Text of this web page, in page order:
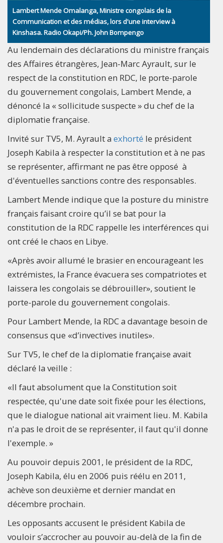
Lambert Mende Omalanga, Ministre congolais de la
Communication et des médias, lors d'une interview à
Kinshasa. Radio Okapi/Ph. John Bompengo
Au lendemain des déclarations du ministre français
des Affaires étrangères, Jean-Marc Ayrault, sur le
respect de la constitution en RDC, le porte-parole
du gouvernement congolais, Lambert Mende, a
dénoncé la « sollicitude suspecte » du chef de la
diplomatie française.
Invité sur TV5, M. Ayrault a exhorté le président
Joseph Kabila à respecter la constitution et à ne pas
se représenter, affirmant ne pas être opposé à
d'éventuelles sanctions contre des responsables.
Lambert Mende indique que la posture du ministre
français faisant croire qu’il se bat pour la
constitution de la RDC rappelle les interférences qui
ont créé le chaos en Libye.
«Après avoir allumé le brasier en encourageant les
extrémistes, la France évacuera ses compatriotes et
laissera les congolais se débrouiller», soutient le
porte-parole du gouvernement congolais.
Pour Lambert Mende, la RDC a davantage besoin de
consensus que «d’invectives inutiles».
Sur TV5, le chef de la diplomatie française avait
déclaré la veille :
«Il faut absolument que la Constitution soit
respectée, qu'une date soit fixée pour les élections,
que le dialogue national ait vraiment lieu. M. Kabila
n'a pas le droit de se représenter, il faut qu'il donne
l'exemple. »
Au pouvoir depuis 2001, le président de la RDC,
Joseph Kabila, élu en 2006 puis réélu en 2011,
achève son deuxième et dernier mandat en
décembre prochain.
Les opposants accusent le président Kabila de
vouloir s’accrocher au pouvoir au-delà de la fin de